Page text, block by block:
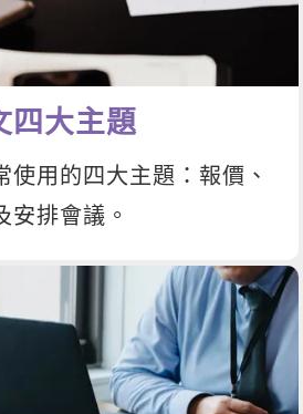
四大主題
使用的四大主題：報價、
安排會議。